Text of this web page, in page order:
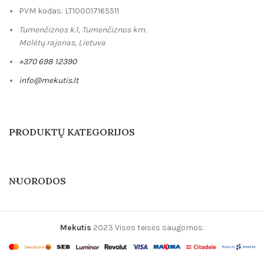
PVM kodas: LT100017165511
Tumenčiznos k.1, Tumenčiznos km.
Molėtų rajonas, Lietuva
+370 698 12390
info@mekutis.lt
PRODUKTŲ KATEGORIJOS
NUORODOS
Mekutis 2023 Visos teisės saugomos.